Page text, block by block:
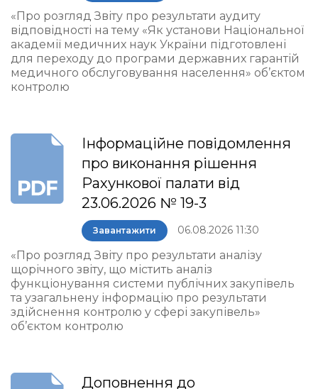
«Про розгляд Звіту про результати аудиту
відповідності на тему «Як установи Національної
академії медичних наук України підготовлені
для переходу до програми державних гарантій
медичного обслуговування населення» об’єктом
контролю
Інформаційне повідомлення
про виконання рішення
Рахункової палати від
23.06.2026 № 19-3
Завантажити 06.08.2026 11:30
«Про розгляд Звіту про результати аналізу
щорічного звіту, що містить аналіз
функціонування системи публічних закупівель
та узагальнену інформацію про результати
здійснення контролю у сфері закупівель»
об’єктом контролю
Доповнення до